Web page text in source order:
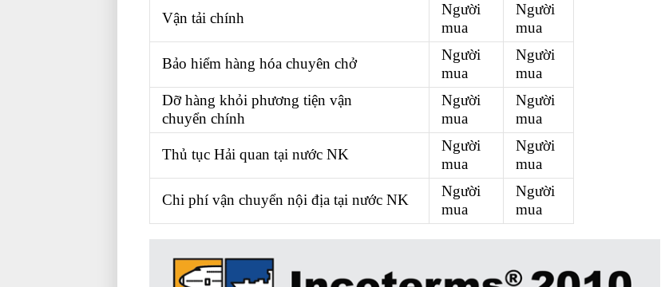
Vận tải chính
Người
mua
Người
mua
Bảo hiểm hàng hóa chuyên chở
Người
mua
Người
mua
Dỡ hàng khỏi phương tiện vận
chuyển chính
Người
mua
Người
mua
Thủ tục Hải quan tại nước NK
Người
mua
Người
mua
Chi phí vận chuyển nội địa tại nước NK
Người
mua
Người
mua